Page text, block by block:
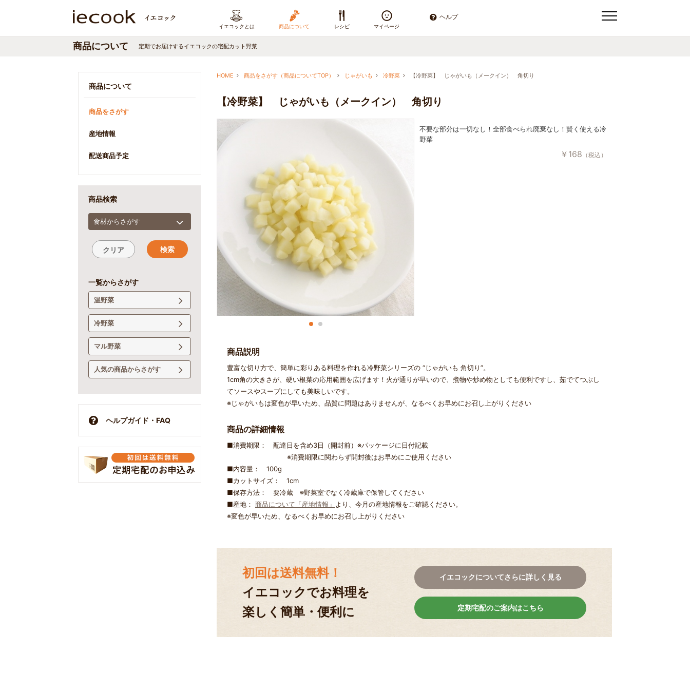
ヘルプ
イエコックとは 商品について レシピ マイページ
定期でお届けするイエコックの宅配カット野菜
商品について
HOME 商品をさがす（商品についてTOP） じゃがいも 冷野菜 【冷野菜】 じゃがいも（メークイン） 角切り
【冷野菜】 じゃがいも（メークイン） 角切り
不要な部分は一切なし！全部食べられ廃棄なし！賢く使える冷
野菜
￥ 168 （税込）
商品説明
豊富な切り方で、簡単に彩りある料理を作れる冷野菜シリーズの “じゃがいも 角切り”。
1cm角の大きさが、硬い根菜の応用範囲を広げます！火が通りが早いので、煮物や炒め物としても便利ですし、茹でてつぶし
てソースやスープにしても美味しいです。
※じゃがいもは変色が早いため、品質に問題はありませんが、なるべくお早めにお召し上がりください
商品の詳細情報
■消費期限： 配達日を含め3日（開封前）※パッケージに日付記載
※消費期限に関わらず開封後はお早めにご使用ください
■内容量： 100g
■カットサイズ： 1cm
■保存方法： 要冷蔵 ※野菜室でなく冷蔵庫で保管してください
■産地： 商品について「産地情報」 より、今月の産地情報をご確認ください。
※変色が早いため、なるべくお早めにお召し上がりください
初回は送料無料！
イエコックでお料理を
楽しく簡単・便利に
イエコックについてさらに詳しく見る
定期宅配のご案内はこちら
商品について
商品をさがす
産地情報
配送商品予定
商品検索
食材からさがす
クリア 検索
一覧からさがす
温野菜
冷野菜
マル野菜
人気の商品からさがす
ヘルプガイド・FAQ